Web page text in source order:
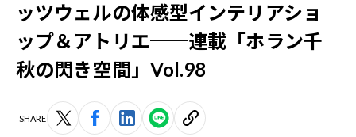
ッツウェルの体感型インテリアショ
ップ＆アトリエ──連載「ホラン千
秋の閃き空間」Vol.98
SHARE